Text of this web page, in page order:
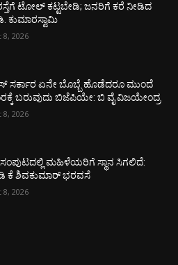
ಟೋಲ್ ಕಟ್ಟಬೇಡಿ; ಜನರಿಗೆ ಕರೆ ನೀಡಿದ
ಕುಮಾರಸ್ವಾಮಿ
8, 2026
ಸರ್ಕಾರ ಏನೇ ಬೊಬ್ಬೆ ಹೊಡೆದರೂ ಮುಂದೆ
ಬರುವುದು ಬಿಜೆಪಿಯೇ: ಬಿ ವೈ ವಿಜಯೇಂದ್ರ
8, 2026
ಮಹಿಳೆಯರಿಗೆ ಸ್ಥಾನ ಸಿಗಲಿದೆ:
ಕೆ ಶಿವಕುಮಾರ್ ಭರವಸೆ
8, 2026